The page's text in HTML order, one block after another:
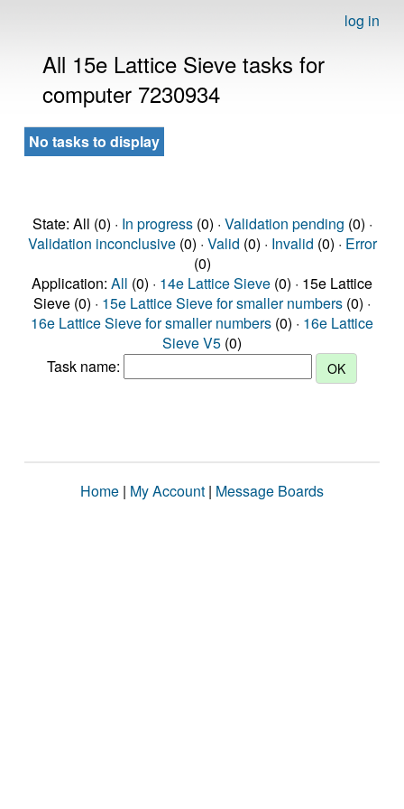
log in
All 15e Lattice Sieve tasks for
computer 7230934
No tasks to display
State: All (0) · In progress(0) · Validation pending (0) ·
Validation inconclusive(0) · Valid (0) · Invalid (0) · Error
(0)
Application: All (0) · 14e Lattice Sieve (0) · 15e Lattice
Sieve (0) · 15e Lattice Sieve for smaller numbers (0) ·
16e Lattice Sieve for smaller numbers (0) · 16e Lattice
Sieve V5 (0)
Task name:
Home | My Account | Message Boards